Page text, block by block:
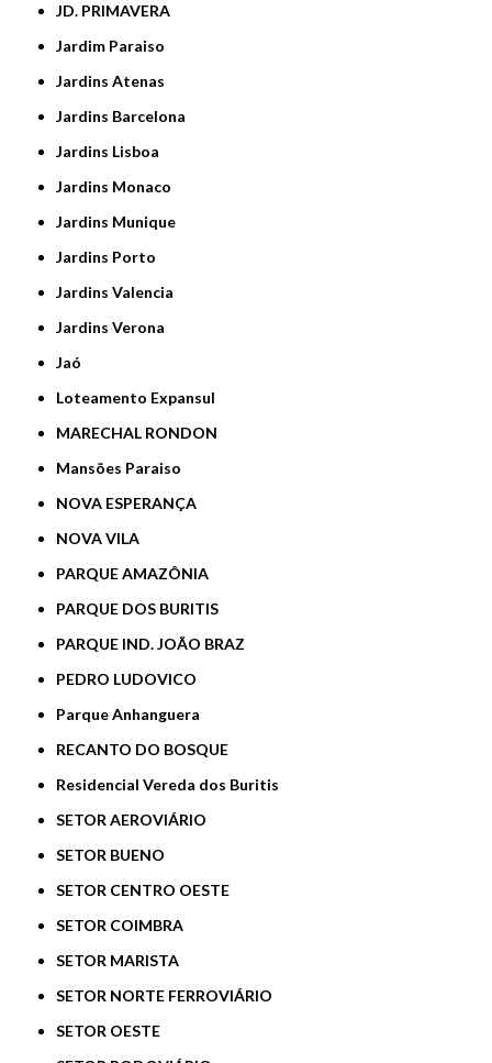
JD. PRIMAVERA
Jardim Paraiso
Jardins Atenas
Jardins Barcelona
Jardins Lisboa
Jardins Monaco
Jardins Munique
Jardins Porto
Jardins Valencia
Jardins Verona
Jaó
Loteamento Expansul
MARECHAL RONDON
Mansões Paraiso
NOVA ESPERANÇA
NOVA VILA
PARQUE AMAZÔNIA
PARQUE DOS BURITIS
PARQUE IND. JOÃO BRAZ
PEDRO LUDOVICO
Parque Anhanguera
RECANTO DO BOSQUE
Residencial Vereda dos Buritis
SETOR AEROVIÁRIO
SETOR BUENO
SETOR CENTRO OESTE
SETOR COIMBRA
SETOR MARISTA
SETOR NORTE FERROVIÁRIO
SETOR OESTE